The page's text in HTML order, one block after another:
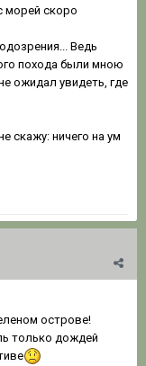
морей скоро
Ведь
похода были мною
ожидал увидеть, где
скажу: ничего на ум
острове!
только дождей